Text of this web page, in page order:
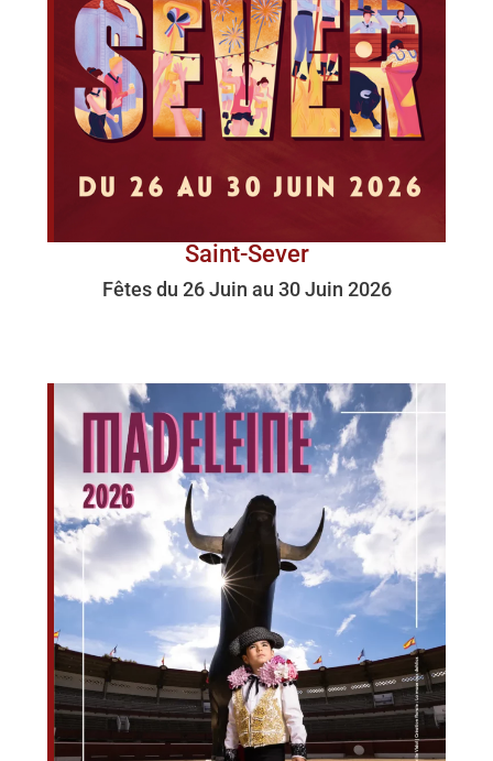
Saint-Sever
Fêtes du 26 Juin au 30 Juin 2026